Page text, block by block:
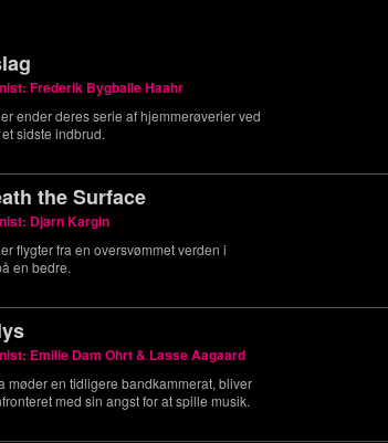
Frederik Bygballe Haahr
ender deres serie af hjemmerøverier ved
sidste indbrud.
the Surface
Djarn Kargin
flygter fra en oversvømmet verden i
en bedre.
Emilie Dam Ohrt & Lasse Aagaard
møder en tidligere bandkammerat, bliver
med sin angst for at spille musik.